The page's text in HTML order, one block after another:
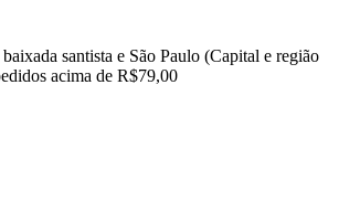
santista e São Paulo (Capital e região
acima de R$79,00